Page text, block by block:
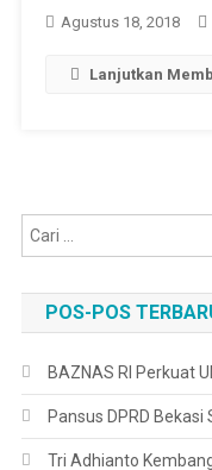
Agustus 18, 2018
Lanjutkan
POS-POS
BAZNAS RI Perkuat
Pansus DPRD
Tri Adhianto